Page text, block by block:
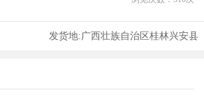
发货地:广西壮族自治区桂林兴安县